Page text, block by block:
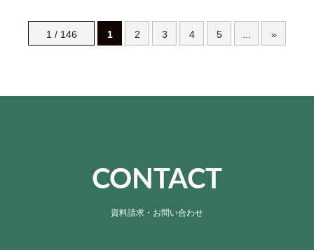
1 / 146 1 2 3 4 5 ... »
CONTACT
資料請求・お問い合わせ